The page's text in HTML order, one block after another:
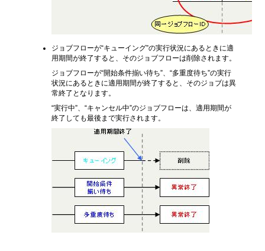
ジョブフローが“キューイング”の実行状況にあるときに適
用期間が終了すると、そのジョブフローは削除されます。
ジョブフローが“開始条件揃い待ち”、“多重度待ち”の実行
状況にあるときに適用期間が終了すると、そのジョブは異
常終了となります。
“実行中”、“キャンセル中”のジョブフローは、適用期間が
終了しても最後まで実行されます。